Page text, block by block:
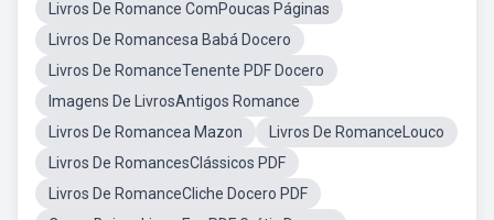
Livros De Romance ComPoucas Páginas
Livros De Romancesa Babá Docero
Livros De RomanceTenente PDF Docero
Imagens De LivrosAntigos Romance
Livros De Romancea Mazon
Livros De RomanceLouco
Livros De RomancesClássicos PDF
Livros De RomanceCliche Docero PDF